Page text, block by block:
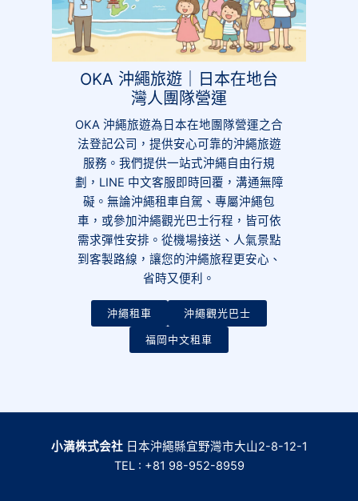
OKA 沖繩旅遊｜日本在地台
灣人團隊營運
OKA 沖繩旅遊為日本在地團隊營運之合
法登記公司，提供安心可靠的沖繩旅遊
服務。我們提供一站式沖繩自由行規
劃，LINE 中文客服即時回覆，溝通無障
礙。無論沖繩租車自駕、專屬沖繩包
車，或參加沖繩觀光巴士行程，皆可依
需求彈性安排。從機場接送、人氣景點
到客製路線，讓您的沖繩旅程更安心、
省時又便利。
沖繩租車 沖繩觀光巴士
福岡中文租車
小満株式会社日本沖繩縣宜野灣市大山2-8-12-1
TEL : +81 98-952-8959